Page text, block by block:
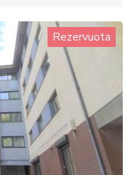
Rezervuota